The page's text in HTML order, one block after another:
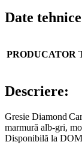
Date
PRODUCATOR
Descriere:
Gresie Diamond
marmură alb‑gri,
Disponibilă la